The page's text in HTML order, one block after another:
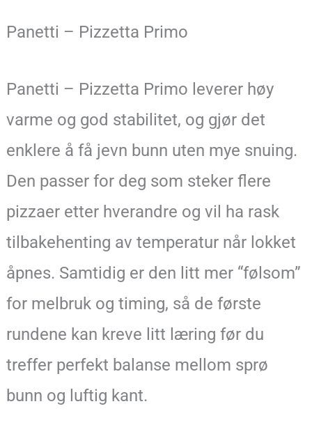
Panetti – Pizzetta Primo
Panetti – Pizzetta Primo leverer høy
varme og god stabilitet, og gjør det
enklere å få jevn bunn uten mye snuing.
Den passer for deg som steker flere
pizzaer etter hverandre og vil ha rask
tilbakehenting av temperatur når lokket
åpnes. Samtidig er den litt mer “følsom”
for melbruk og timing, så de første
rundene kan kreve litt læring før du
treffer perfekt balanse mellom sprø
bunn og luftig kant.